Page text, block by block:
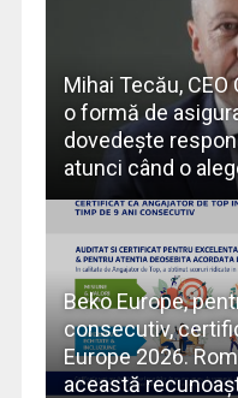
Mihai Tecău, CEO
o formă de
dovedeşte
atunci când o
Beko Europe,
consecutiv,
Europe 2026.
această